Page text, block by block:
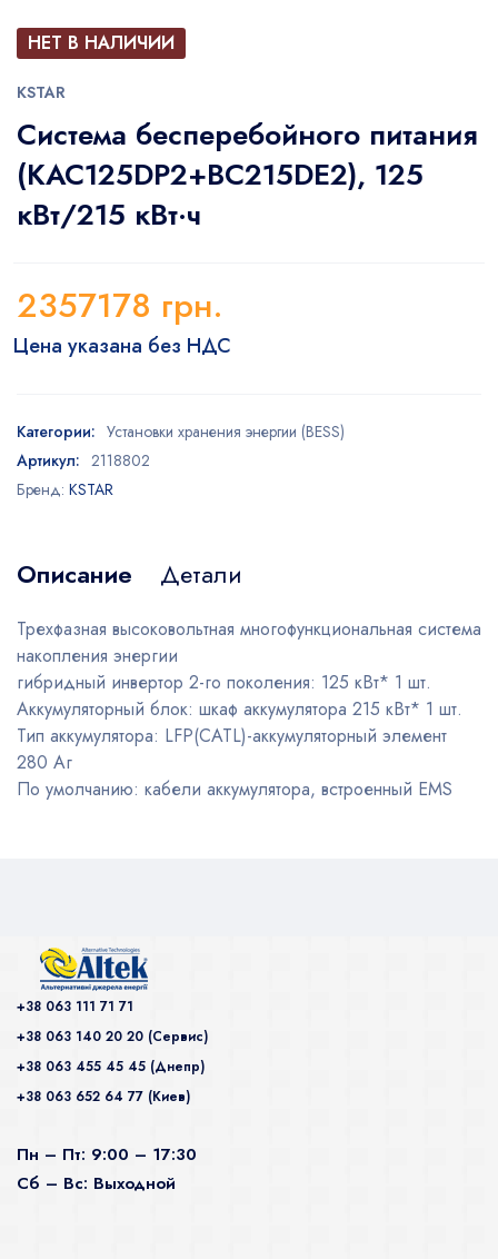
НЕТ В НАЛИЧИИ
KSTAR
Система бесперебойного питания
(KAC125DP2+BC215DE2), 125
кВт/215 кВт·ч
2357178 грн.
Цена указана без НДС
Категории: Установки хранения энергии (BESS)
Артикул: 2118802
Бренд: KSTAR
Описание Детали
Трехфазная высоковольтная многофункциональная система
накопления энергии
гибридный инвертор 2-го поколения: 125 кВт* 1 шт.
Аккумуляторный блок: шкаф аккумулятора 215 кВт* 1 шт.
Тип аккумулятора: LFP(CATL)-аккумуляторный элемент
280 Аг
По умолчанию: кабели аккумулятора, встроенный EMS
+38 063 111 71 71
+38 063 140 20 20 (Сервис)
+38 063 455 45 45 (Днепр)
+38 063 652 64 77 (Киев)
Пн – Пт: 9:00 – 17:30
Сб – Вс: Выходной